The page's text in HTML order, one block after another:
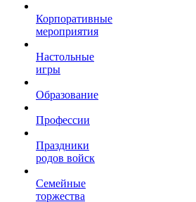
Корпоративные
мероприятия
Настольные
игры
Образование
Профессии
Праздники
родов войск
Семейные
торжества